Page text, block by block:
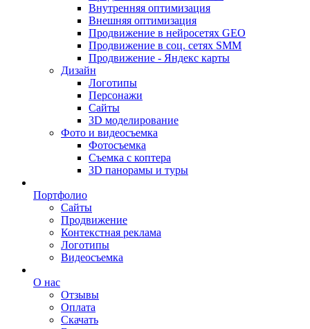
Внутренняя оптимизация
Внешняя оптимизация
Продвижение в нейросетях GEO
Продвижение в соц. сетях SMM
Продвижение - Яндекс карты
Дизайн
Логотипы
Персонажи
Сайты
3D моделирование
Фото и видеосъемка
Фотосъемка
Съемка с коптера
3D панорамы и туры
Портфолио
Сайты
Продвижение
Контекстная реклама
Логотипы
Видеосъемка
О нас
Отзывы
Оплата
Скачать